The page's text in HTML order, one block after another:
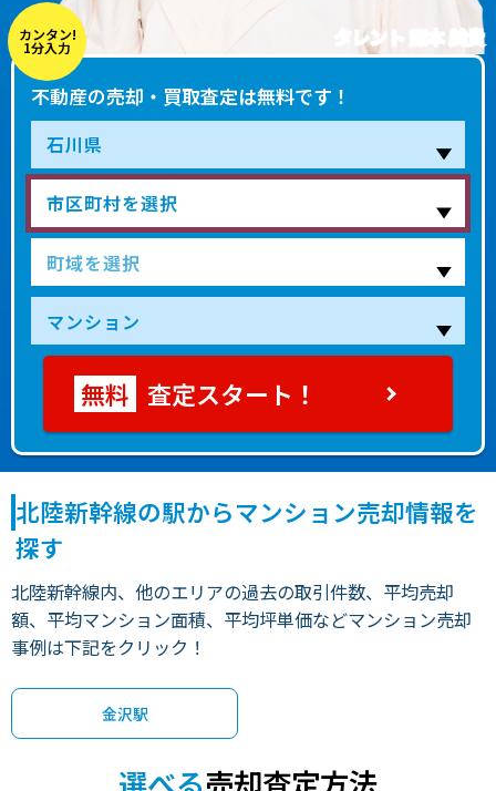
タレント 藤本 美貴
カンタン!
1分入力
不動産の売却・買取査定は無料です！
査定スタート！
北陸新幹線の駅からマンション売却情報を
探す
北陸新幹線内、他のエリアの過去の取引件数、平均売却
額、平均マンション面積、平均坪単価などマンション売却
事例は下記をクリック！
金沢駅